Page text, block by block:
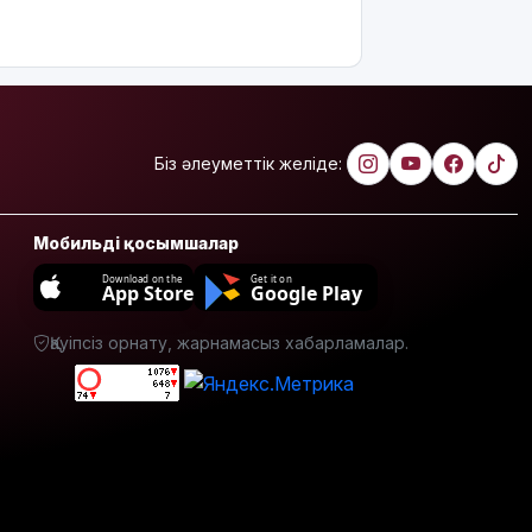
Кімдер
үміткер
Украина
АҚШ-тың
Ресейге
қарсы жаңа
санкцияларын
8 тамызға
арналған
Біз әлеуметтік желіде:
Мобильді қосымшалар
Download on the
App Store
Get it on
Google Play
Қауіпсіз орнату, жарнамасыз хабарламалар.